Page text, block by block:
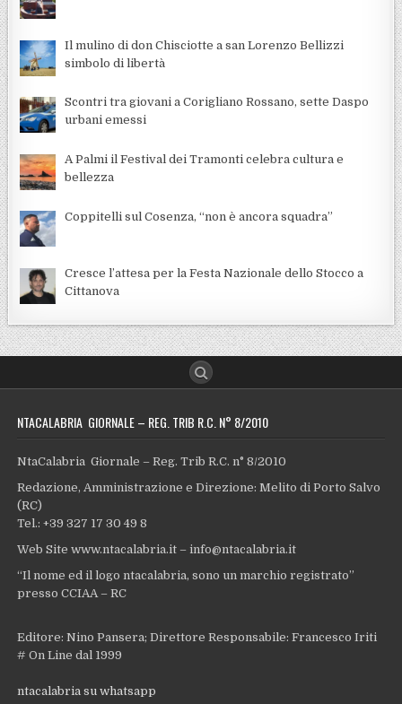
Il mulino di don Chisciotte a san Lorenzo Bellizzi
simbolo di libertà
Scontri tra giovani a Corigliano Rossano, sette Daspo
urbani emessi
A Palmi il Festival dei Tramonti celebra cultura e
bellezza
Coppitelli sul Cosenza, “non è ancora squadra”
Cresce l’attesa per la Festa Nazionale dello Stocco a
Cittanova
NTACALABRIA GIORNALE – REG. TRIB R.C. N° 8/2010
NtaCalabria Giornale – Reg. Trib R.C. n° 8/2010
Redazione, Amministrazione e Direzione: Melito di Porto Salvo
(RC)
Tel.: +39 327 17 30 49 8
Web Site www.ntacalabria.it – info@ntacalabria.it
“Il nome ed il logo ntacalabria, sono un marchio registrato”
presso CCIAA – RC
Editore: Nino Pansera; Direttore Responsabile: Francesco Iriti
# On Line dal 1999
ntacalabria su whatsapp